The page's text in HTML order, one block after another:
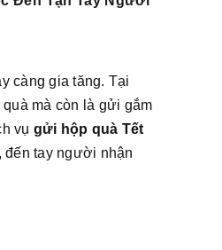
càng gia tăng. Tại
mà còn là gửi gắm
vụ gửi hộp quà Tết
tay người nhận